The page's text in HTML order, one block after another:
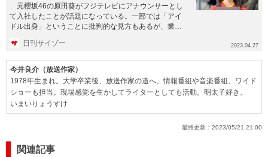
元櫻坂46の原田葵がフジテレビにアナウンサーとし
て入社したことが話題になっている。一部では「アイ
ドル出身」ということに批判的な見方もあるが、業界
日刊サイゾー 2023.04.27
今井良介（放送作家）
1978年生まれ。大学卒業後、放送作家の道へ。情報番組や音楽番組、ワイド
ショーも担当。現場感覚を生かしてライターとしても活動。明太子好き。
いまいりょうすけ
最終更新： 2023/05/21 21:00
関連記事